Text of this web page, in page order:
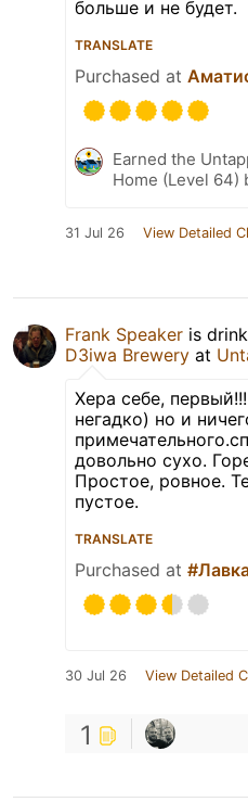
больше и не будет.
TRANSLATE
Purchased at
Earned the
Home (Level 64)
31 Jul 26 View Detailed
Frank Speaker is
D3iwa Brewery at
Хера себе,
негадко) но и
довольно сухо.
Простое, ровное.
пустое.
TRANSLATE
Purchased at
30 Jul 26 View Detailed
1